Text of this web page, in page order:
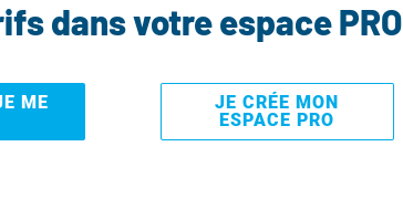
dans votre espace PRO
ME
JE CRÉE MON
ESPACE PRO